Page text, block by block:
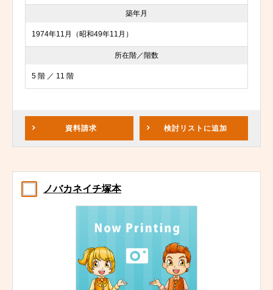
築年月
1974年11月（昭和49年11月）
所在階／階数
5 階 ／ 11 階
資料請求 検討リスト に追加
ノバカネイチ塚本